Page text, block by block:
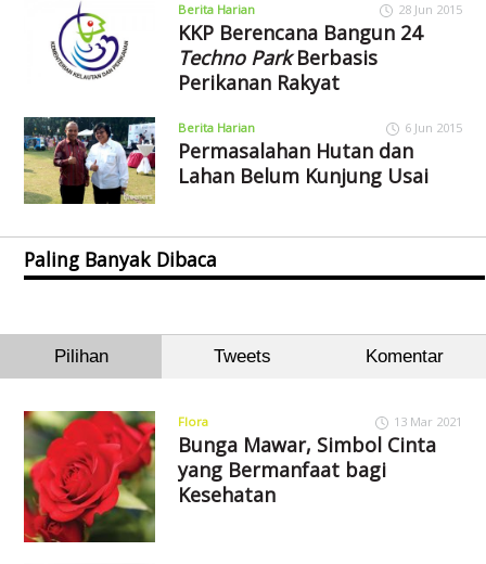
Berita Harian 28 Jun 2015
KKP Berencana Bangun 24
Techno ParkBerbasis
Perikanan Rakyat
Berita Harian 6 Jun 2015
Permasalahan Hutan dan
Lahan Belum Kunjung Usai
Paling Banyak Dibaca
Pilihan Tweets Komentar
Flora 13 Mar 2021
Bunga Mawar, Simbol Cinta
yang Bermanfaat bagi
Kesehatan